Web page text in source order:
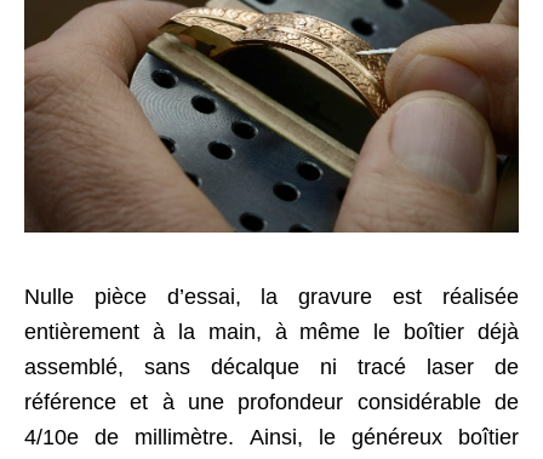
Nulle pièce d’essai, la gravure est réalisée
entièrement à la main, à même le boîtier déjà
assemblé, sans décalque ni tracé laser de
référence et à une profondeur considérable de
4/10e de millimètre. Ainsi, le généreux boîtier